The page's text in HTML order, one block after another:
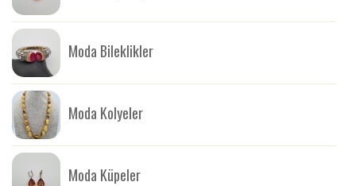
Moda Bileklikler
Moda Kolyeler
Moda Küpeler